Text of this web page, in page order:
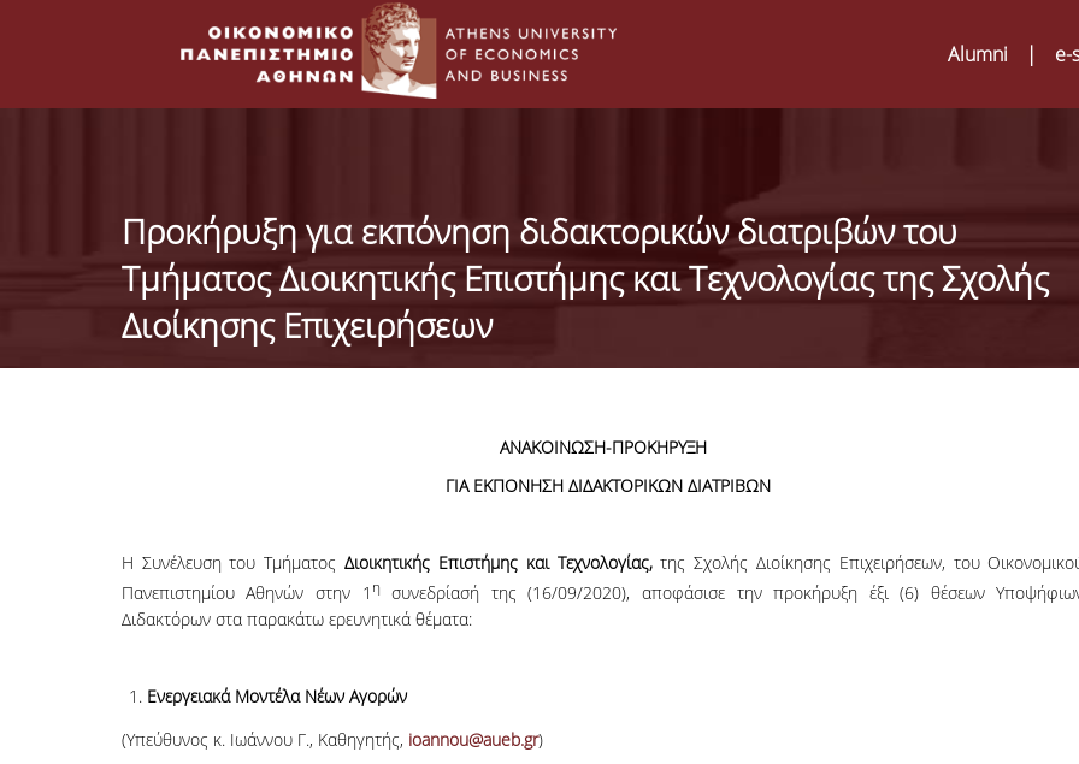
Alumni | e-
Προκήρυξη για εκπόνηση διδακτορικών διατριβών του
Τμήματος Διοικητικής Επιστήμης και Τεχνολογίας της Σχολής
Διοίκησης Επιχειρήσεων
ΑΝΑΚΟΙΝΩΣΗ-ΠΡΟΚΗΡΥΞΗ
ΓΙΑ ΕΚΠΟΝΗΣΗ ΔΙΔΑΚΤΟΡΙΚΩΝ ΔΙΑΤΡΙΒΩΝ
Η Συνέλευση του ΤμήματοςΔιοικητικής Επιστήμης και Τεχνολογίας,της Σχολής Διοίκησης Επιχειρήσεων, του
Πανεπιστημίου Αθηνών στην 1 η
συνεδρίασή της (16/09/2020), αποφάσισε την προκήρυξη έξι (6) θέσεων
Διδακτόρων στα παρακάτω ερευνητικά θέματα:
Ενεργειακά Μοντέλα Νέων Αγορών
(Υπεύθυνος κ. Ιωάννου Γ., Καθηγητής, ioannou@aueb.gr)
06, 2026
across Europe